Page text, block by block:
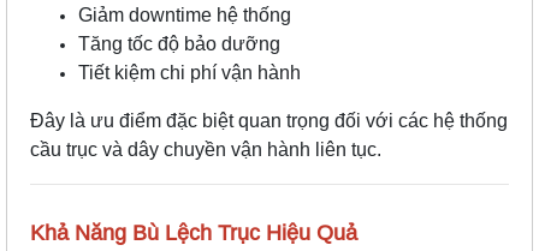
Giảm downtime hệ thống
Tăng tốc độ bảo dưỡng
Tiết kiệm chi phí vận hành
Đây là ưu điểm đặc biệt quan trọng đối với các hệ thống
cầu trục và dây chuyền vận hành liên tục.
Khả Năng Bù Lệch Trục Hiệu Quả